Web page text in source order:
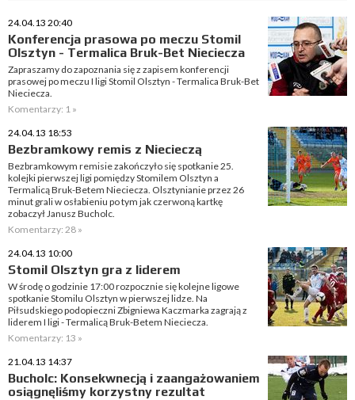
24.04.13 20:40
Konferencja prasowa po meczu Stomil
Olsztyn - Termalica Bruk-Bet Nieciecza
Zapraszamy do zapoznania się z zapisem konferencji
prasowej po meczu I ligi Stomil Olsztyn - Termalica Bruk-Bet
Nieciecza.
Komentarzy: 1 »
24.04.13 18:53
Bezbramkowy remis z Niecieczą
Bezbramkowym remisie zakończyło się spotkanie 25.
kolejki pierwszej ligi pomiędzy Stomilem Olsztyn a
Termalicą Bruk-Betem Nieciecza. Olsztynianie przez 26
minut grali w osłabieniu po tym jak czerwoną kartkę
zobaczył Janusz Bucholc.
Komentarzy: 28 »
24.04.13 10:00
Stomil Olsztyn gra z liderem
W środę o godzinie 17:00 rozpocznie się kolejne ligowe
spotkanie Stomilu Olsztyn w pierwszej lidze. Na
Piłsudskiego podopieczni Zbigniewa Kaczmarka zagrają z
liderem I ligi - Termalicą Bruk-Betem Nieciecza.
Komentarzy: 13 »
21.04.13 14:37
Bucholc: Konsekwnecją i zaangażowaniem
osiągnęliśmy korzystny rezultat